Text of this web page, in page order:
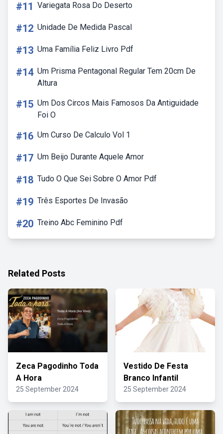
#11 Variegata Rosa Do Deserto
#12 Unidade De Medida Pascal
#13 Uma Família Feliz Livro Pdf
#14 Um Prisma Pentagonal Regular Tem 20cm De
Altura
#15 Um Dos Circos Mais Famosos Da Antiguidade
Foi O
#16 Um Curso De Calculo Vol 1
#17 Um Beijo Durante Aquele Amor
#18 Tudo O Que Sei Sobre O Amor Pdf
#19 Três Esportes De Invasão
#20 Treino Abc Feminino Pdf
Related Posts
Zeca Pagodinho Toda
A Hora
25 September 2024
Vestido De Festa
Branco Infantil
25 September 2024